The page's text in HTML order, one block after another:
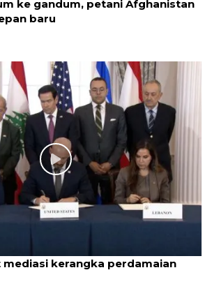
ke gandum, petani Afghanistan
baru
kerangka perdamaian